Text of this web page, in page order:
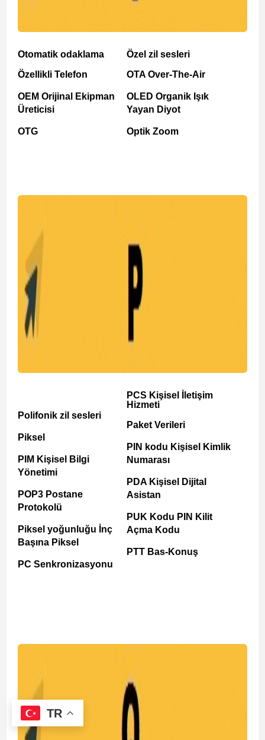
Otomatik odaklama
Özellikli Telefon
OEM Orijinal Ekipman
Üreticisi
OTG
Özel zil sesleri
OTA Over-The-Air
OLED Organik Işık
Yayan Diyot
Optik Zoom
Polifonik zil sesleri
Piksel
PIM Kişisel Bilgi
Yönetimi
POP3 Postane
Protokolü
Piksel yoğunluğu İnç
Başına Piksel
PC Senkronizasyonu
PCS Kişisel İletişim
Hizmeti
Paket Verileri
PIN kodu Kişisel Kimlik
Numarası
PDA Kişisel Dijital
Asistan
PUK Kodu PIN Kilit
Açma Kodu
PTT Bas-Konuş
TR